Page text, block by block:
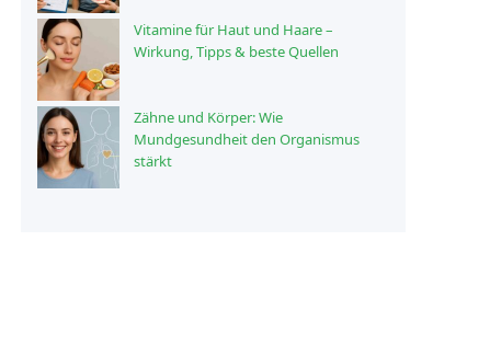
Vitamine für Haut und Haare –
Wirkung, Tipps & beste Quellen
Zähne und Körper: Wie
Mundgesundheit den Organismus
stärkt